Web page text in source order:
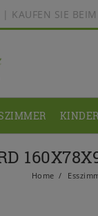
KAUFEN SIE
Home